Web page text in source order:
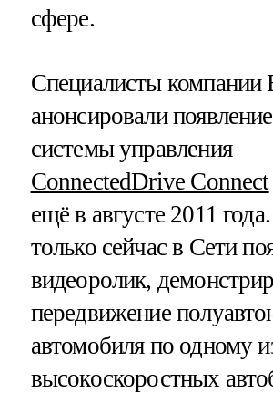
сфере.
Специалисты компании
анонсировали
системы управления
ConnectedDrive Connect
ещё в августе 2011
только сейчас в Сети
видеоролик,
передвижение
автомобиля по одному
высокоскоростных